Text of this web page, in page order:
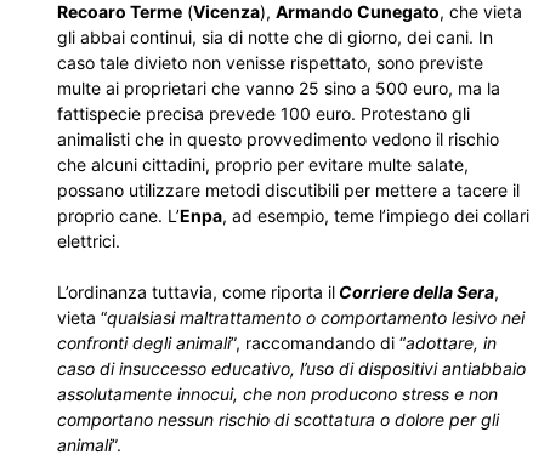
Recoaro Terme (Vicenza), Armando Cunegato, che vieta
gli abbai continui, sia di notte che di giorno, dei cani. In
caso tale divieto non venisse rispettato, sono previste
multe ai proprietari che vanno 25 sino a 500 euro, ma la
fattispecie precisa prevede 100 euro. Protestano gli
animalisti che in questo provvedimento vedono il rischio
che alcuni cittadini, proprio per evitare multe salate,
possano utilizzare metodi discutibili per mettere a tacere il
proprio cane. L’Enpa, ad esempio, teme l’impiego dei collari
elettrici.
L’ordinanza tuttavia, come riporta il Corriere della Sera,
vieta “qualsiasi maltrattamento o comportamento lesivo nei
confronti degli animali”, raccomandando di “adottare, in
caso di insuccesso educativo, l’uso di dispositivi antiabbaio
assolutamente innocui, che non producono stress e non
comportano nessun rischio di scottatura o dolore per gli
animali”.